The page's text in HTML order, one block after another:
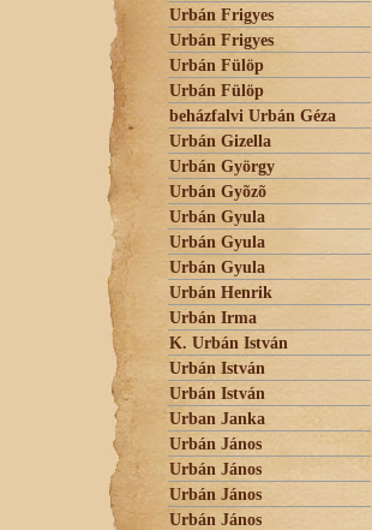
Urbán Frigyes
Urbán Frigyes
Urbán Fülöp
Urbán Fülöp
beházfalvi Urbán Géza
Urbán Gizella
Urbán György
Urbán Gyõzõ
Urbán Gyula
Urbán Gyula
Urbán Gyula
Urbán Henrik
Urbán Irma
K. Urbán István
Urbán István
Urbán István
Urban Janka
Urbán János
Urbán János
Urbán János
Urbán János